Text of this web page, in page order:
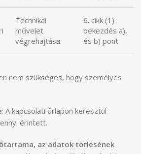
Technikai
művelet
végrehajtása.
6. cikk (1)
bekezdés a),
és b) pont
nem szükséges, hogy személyes
: A kapcsolati űrlapon keresztül
érintett.
az adatok törlésének